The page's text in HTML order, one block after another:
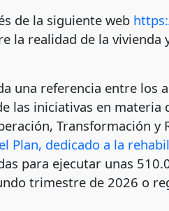
de la siguiente web
la realidad de la
una referencia entre
iniciativas en materia
Transformación y
Plan, dedicado a la
para ejecutar unas
trimestre de 2026 o